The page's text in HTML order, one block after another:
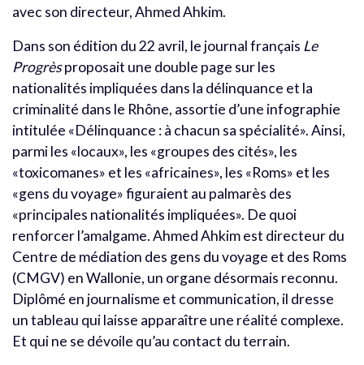
avec son directeur, Ahmed Ahkim.
Dans son édition du 22 avril, le journal français Le
Progrèsproposait une double page sur les
nationalités impliquées dans la délinquance et la
criminalité dans le Rhône, assortie d’une infographie
intitulée «Délinquance : à chacun sa spécialité». Ainsi,
parmi les «locaux», les «groupes des cités», les
«toxicomanes» et les «africaines», les «Roms» et les
«gens du voyage» figuraient au palmarès des
«principales nationalités impliquées». De quoi
renforcer l’amalgame. Ahmed Ahkim est directeur du
Centre de médiation des gens du voyage et des Roms
(CMGV) en Wallonie, un organe désormais reconnu.
Diplômé en journalisme et communication, il dresse
un tableau qui laisse apparaître une réalité complexe.
Et qui ne se dévoile qu’au contact du terrain.